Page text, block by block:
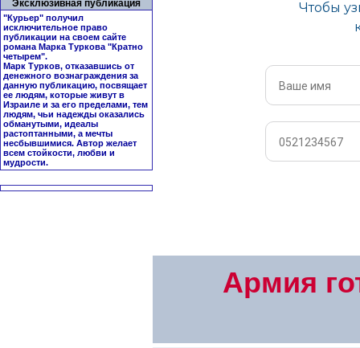
Эксклюзивная публикация
"Курьер" получил
исключительное право
публикации на своем сайте
романа Марка Туркова "Кратно
четырем".
Марк Турков, отказавшись от
денежного вознаграждения за
данную публикацию, посвящает
ее людям, которые живут в
Израиле и за его пределами, тем
людям, чьи надежды оказались
обманутыми, идеалы
растоптанными, а мечты
несбывшимися. Автор желает
всем стойкости, любви и
мудрости.
Армия